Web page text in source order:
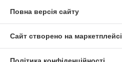
Повна версія сайту
Сайт створено на маркетплейсі